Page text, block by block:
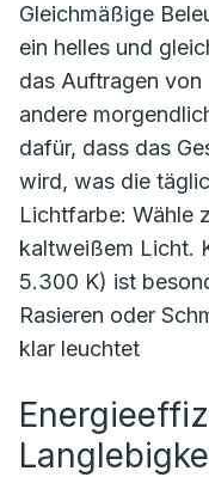
Gleichmäßige
ein helles und
das Auftragen
andere
dafür, dass das
wird, was die
Lichtfarbe: Wähle
kaltweißem Licht.
5.300 K) ist
Rasieren oder
klar leuchtet